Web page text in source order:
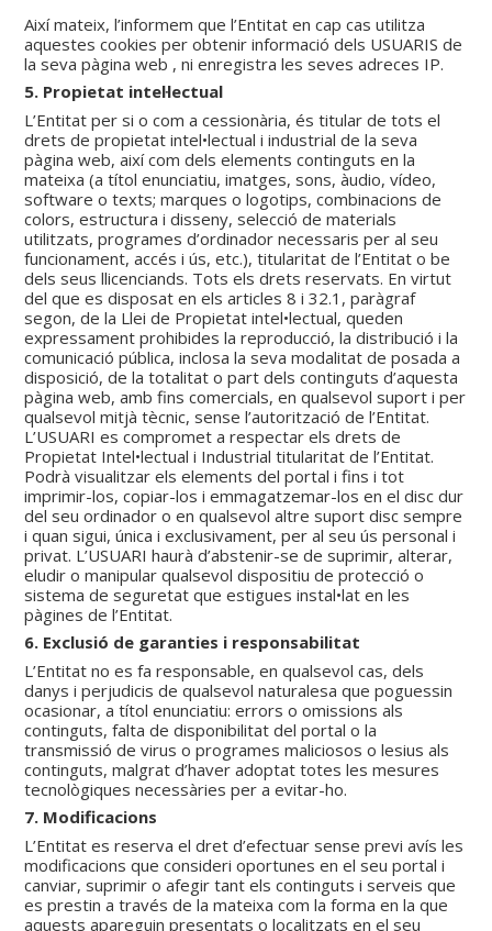
Així mateix, l’informem que l’Entitat en cap cas utilitza
aquestes cookies per obtenir informació dels USUARIS de
la seva pàgina web , ni enregistra les seves adreces IP.
5. Propietat intel·lectual
L’Entitat per si o com a cessionària, és titular de tots el
drets de propietat intel•lectual i industrial de la seva
pàgina web, així com dels elements continguts en la
mateixa (a títol enunciatiu, imatges, sons, àudio, vídeo,
software o texts; marques o logotips, combinacions de
colors, estructura i disseny, selecció de materials
utilitzats, programes d’ordinador necessaris per al seu
funcionament, accés i ús, etc.), titularitat de l’Entitat o be
dels seus llicenciands. Tots els drets reservats. En virtut
del que es disposat en els articles 8 i 32.1, paràgraf
segon, de la Llei de Propietat intel•lectual, queden
expressament prohibides la reproducció, la distribució i la
comunicació pública, inclosa la seva modalitat de posada a
disposició, de la totalitat o part dels continguts d’aquesta
pàgina web, amb fins comercials, en qualsevol suport i per
qualsevol mitjà tècnic, sense l’autorització de l’Entitat.
L’USUARI es compromet a respectar els drets de
Propietat Intel•lectual i Industrial titularitat de l’Entitat.
Podrà visualitzar els elements del portal i fins i tot
imprimir-los, copiar-los i emmagatzemar-los en el disc dur
del seu ordinador o en qualsevol altre suport disc sempre
i quan sigui, única i exclusivament, per al seu ús personal i
privat. L’USUARI haurà d’abstenir-se de suprimir, alterar,
eludir o manipular qualsevol dispositiu de protecció o
sistema de seguretat que estigues instal•lat en les
pàgines de l’Entitat.
6. Exclusió de garanties i responsabilitat
L’Entitat no es fa responsable, en qualsevol cas, dels
danys i perjudicis de qualsevol naturalesa que poguessin
ocasionar, a títol enunciatiu: errors o omissions als
continguts, falta de disponibilitat del portal o la
transmissió de virus o programes maliciosos o lesius als
continguts, malgrat d’haver adoptat totes les mesures
tecnològiques necessàries per a evitar-ho.
7. Modificacions
L’Entitat es reserva el dret d’efectuar sense previ avís les
modificacions que consideri oportunes en el seu portal i
canviar, suprimir o afegir tant els continguts i serveis que
es prestin a través de la mateixa com la forma en la que
aquests apareguin presentats o localitzats en el seu